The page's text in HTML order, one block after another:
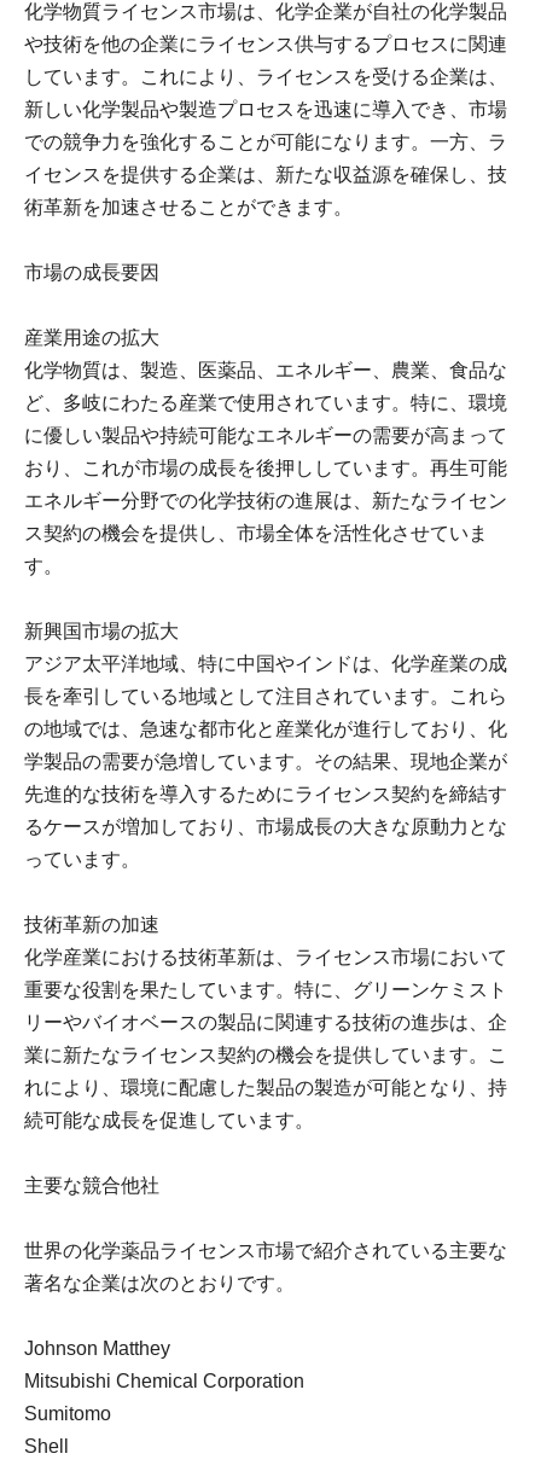
化学物質ライセンス市場は、化学企業が自社の化学製品
や技術を他の企業にライセンス供与するプロセスに関連
しています。これにより、ライセンスを受ける企業は、
新しい化学製品や製造プロセスを迅速に導入でき、市場
での競争力を強化することが可能になります。一方、ラ
イセンスを提供する企業は、新たな収益源を確保し、技
術革新を加速させることができます。
市場の成長要因
産業用途の拡大
化学物質は、製造、医薬品、エネルギー、農業、食品な
ど、多岐にわたる産業で使用されています。特に、環境
に優しい製品や持続可能なエネルギーの需要が高まって
おり、これが市場の成長を後押ししています。再生可能
エネルギー分野での化学技術の進展は、新たなライセン
ス契約の機会を提供し、市場全体を活性化させていま
す。
新興国市場の拡大
アジア太平洋地域、特に中国やインドは、化学産業の成
長を牽引している地域として注目されています。これら
の地域では、急速な都市化と産業化が進行しており、化
学製品の需要が急増しています。その結果、現地企業が
先進的な技術を導入するためにライセンス契約を締結す
るケースが増加しており、市場成長の大きな原動力とな
っています。
技術革新の加速
化学産業における技術革新は、ライセンス市場において
重要な役割を果たしています。特に、グリーンケミスト
リーやバイオベースの製品に関連する技術の進歩は、企
業に新たなライセンス契約の機会を提供しています。こ
れにより、環境に配慮した製品の製造が可能となり、持
続可能な成長を促進しています。
主要な競合他社
世界の化学薬品ライセンス市場で紹介されている主要な
著名な企業は次のとおりです。
Johnson Matthey
Mitsubishi Chemical Corporation
Sumitomo
Shell